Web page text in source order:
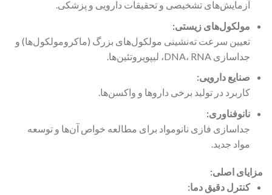
آزمایش‌های تشخیصی و تحقیقات دارویی و پزشکی.
مولکول‌های زیستی:
تعیین سرعت ته‌نشینی مولکول‌های بزرگ (ماکرومولکول‌ها) و
جداسازی DNA، RNA، لیپوپروتئین‌ها.
صنایع دارویی:
کاربرد در تولید برخی داروها و واکسن‌ها.
نانوفناوری:
جداسازی فازی نانومواد برای مطالعه خواص آن‌ها و توسعه
مواد جدید.
مزایای اصلی:
کنترل دقیق دما: